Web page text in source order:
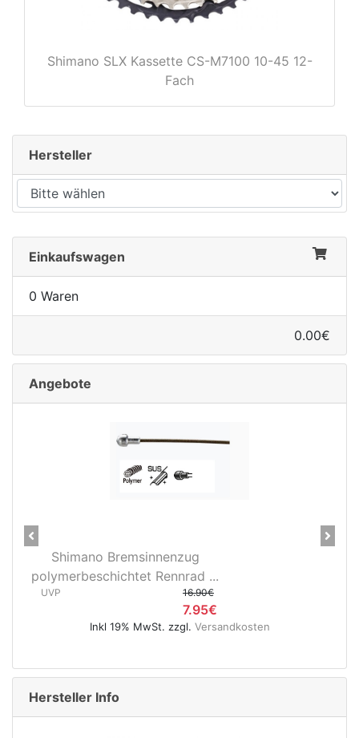
Shimano SLX Kassette CS-M7100 10-45 12-
Fach
Hersteller
Einkaufswagen
0 Waren
0.00€
Angebote
28" Vorderrad Shimano DH-
3D37 Nabendynamo/Remerx...
Inkl 19% MwSt. zzgl.Versandkosten
Previous Next
Hersteller Info